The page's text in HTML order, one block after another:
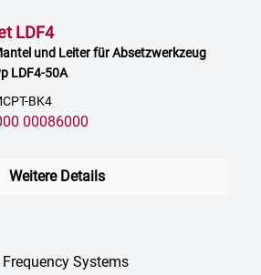
LDF4
und Leiter für Absetzwerkzeug
LDF4-50A
BK4
00086000
Weitere Details